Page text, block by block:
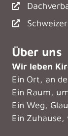
Über uns
Wir leben
Ein Ort, an
Ein Raum,
Ein Weg,
Ein